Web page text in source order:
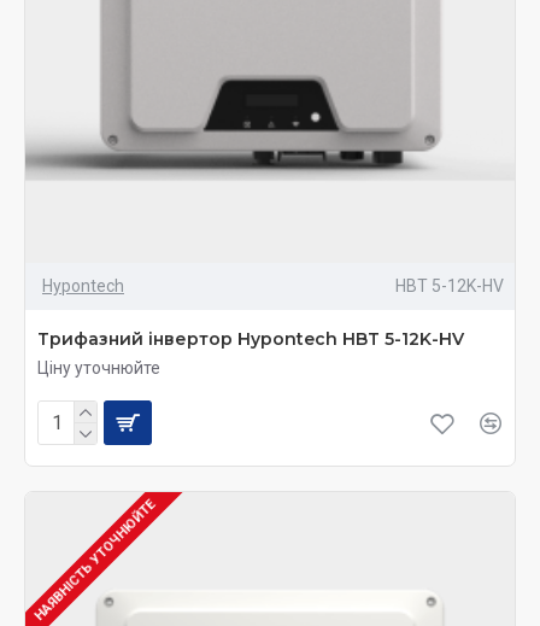
Hypontech HBT 5-12K-HV
Трифазний інвертор Hypontech HBT 5-12K-HV
Ціну уточнюйте
НАЯВНІСТЬ УТОЧНЮЙТЕ